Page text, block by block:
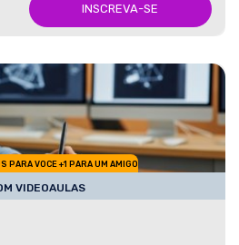
INSCREVA-SE
PARA VOCE +1 PARA UM AMIGO
VIDEOAULAS